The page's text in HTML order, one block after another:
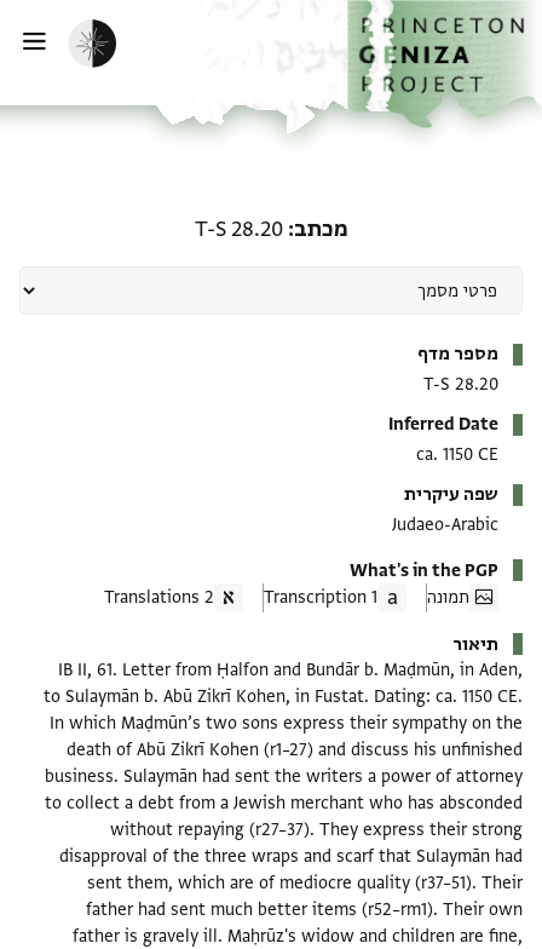
לתוכןהבית
הפעלת מצב כהה
מכתב T-S 28.20
מספר מדף
T-S 28.20
Inferred Date
ca. 1150 CE
שפה עיקרית
Judaeo-Arabic
What's in the PGP
תמונה
1 Transcription
2 Translations
תיאור
IB II, 61. Letter from Ḥalfon and Bundār b. Maḍmūn, in Aden,
to Sulaymān b. Abū Zikrī Kohen, in Fustat. Dating: ca. 1150 CE.
In which Maḍmūn’s two sons express their sympathy on the
death of Abū Zikrī Kohen (r1–27) and discuss his unfinished
business. Sulaymān had sent the writers a power of attorney
to collect a debt from a Jewish merchant who has absconded
without repaying (r27–37). They express their strong
disapproval of the three wraps and scarf that Sulaymān had
sent them, which are of mediocre quality (r37–51). Their
father had sent much better items (r52–rm1). Their own
father is gravely ill. Maḥrūz's widow and children are fine,